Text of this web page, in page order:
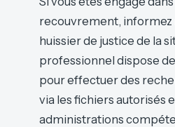
recouvrement,
huissier de justice de la
professionnel dispose
pour effectuer des
via les fichiers autorisés
administrations